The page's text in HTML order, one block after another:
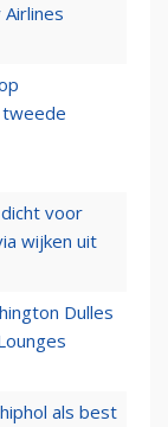
tweede
voor
wijken uit
Dulles
als best